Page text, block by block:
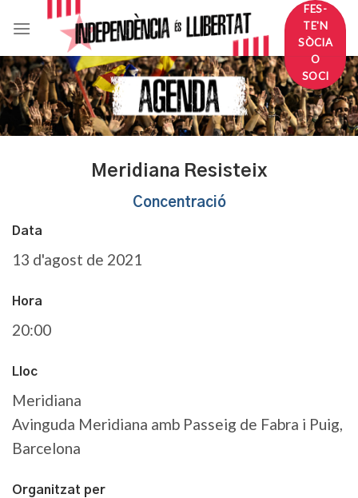
FES-
TE'N
SÒCIA
O
SOCI
Meridiana Resisteix
Concentració
Data
13 d'agost de 2021
Hora
20:00
Lloc
Meridiana
Avinguda Meridiana amb Passeig de Fabra i Puig,
Barcelona
Organitzat per